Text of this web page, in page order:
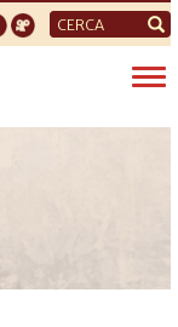
Form
di
ricerca